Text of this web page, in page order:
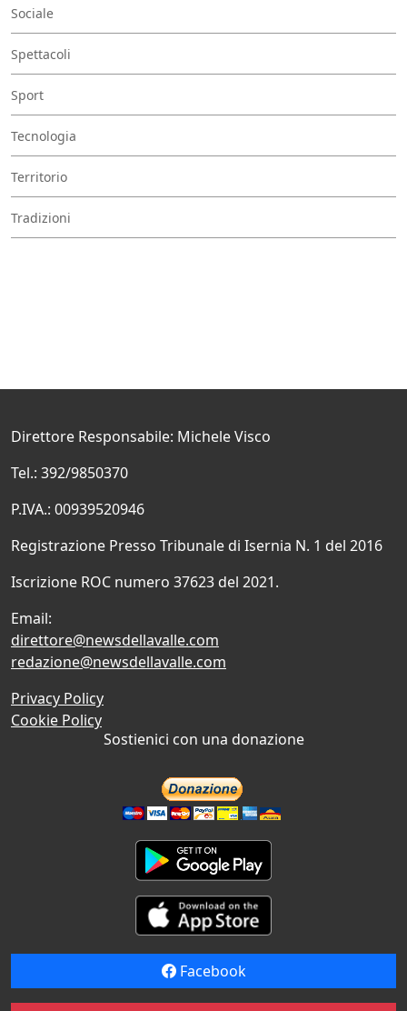
Sociale
Spettacoli
Sport
Tecnologia
Territorio
Tradizioni
Direttore Responsabile: Michele Visco
Tel.: 392/9850370
P.IVA.: 00939520946
Registrazione Presso Tribunale di Isernia N. 1 del 2016
Iscrizione ROC numero 37623 del 2021.
Email:
direttore@newsdellavalle.com
redazione@newsdellavalle.com
Privacy Policy
Cookie Policy
Sostienici con una donazione
Facebook